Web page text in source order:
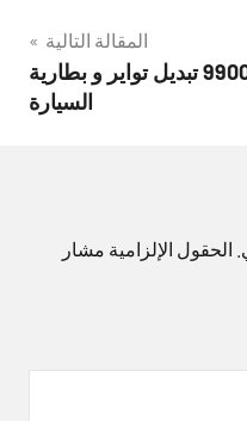
المقالة التالية
كراج بنشر متنقل الصبية 99009551‬ تبديل تواير و بطارية
السيارة
الحقول الإلزامية مشار